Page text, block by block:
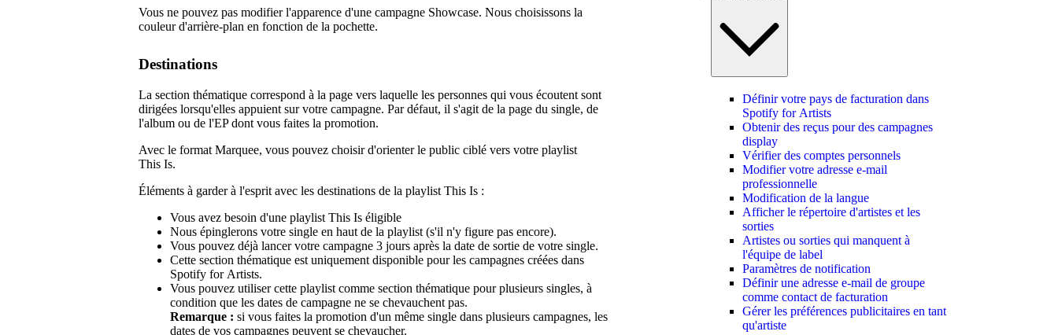
Vous ne pouvez pas modifier l'apparence d'une campagne Showcase. Nous choisissons la
couleur d'arrière-plan en fonction de la pochette.
Destinations
La section thématique correspond à la page vers laquelle les personnes qui vous écoutent sont
dirigées lorsqu'elles appuient sur votre campagne. Par défaut, il s'agit de la page du single, de
l'album ou de l'EP dont vous faites la promotion.
Avec le format Marquee, vous pouvez choisir d'orienter le public ciblé vers votre playlist
This Is.
Éléments à garder à l'esprit avec les destinations de la playlist This Is :
Vous avez besoin d'une playlist This Is éligible
Nous épinglerons votre single en haut de la playlist (s'il n'y figure pas encore).
Vous pouvez déjà lancer votre campagne 3 jours après la date de sortie de votre single.
Cette section thématique est uniquement disponible pour les campagnes créées dans
Spotify for Artists.
Vous pouvez utiliser cette playlist comme section thématique pour plusieurs singles, à
condition que les dates de campagne ne se chevauchent pas.
Remarque : si vous faites la promotion d'un même single dans plusieurs campagnes, les
dates de vos campagnes peuvent se chevaucher.
Définir votre pays de facturation dans
Spotify for Artists
Obtenir des reçus pour des campagnes
display
Vérifier des comptes personnels
Modifier votre adresse e-mail
professionnelle
Modification de la langue
Afficher le répertoire d'artistes et les
sorties
Artistes ou sorties qui manquent à
l'équipe de label
Paramètres de notification
Définir une adresse e-mail de groupe
comme contact de facturation
Gérer les préférences publicitaires en tant
qu'artiste